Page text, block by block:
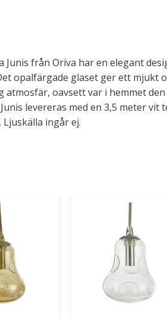
Junis från Oriva har en elegant
opalfärgade glaset ger ett mjukt
atmosfär, oavsett var i hemmet den
levereras med en 3,5 meter vit
ingår ej.